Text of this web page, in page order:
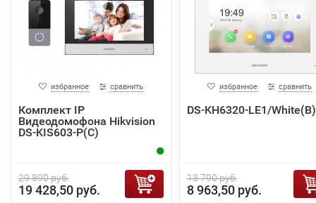
избранное сравнить
Комплект IP
Видеодомофона Hikvision
DS-KIS603-P(C)
29 890 руб.
19 428,50 руб.
избранное сравнить
DS-KH6320-LE1/White(B)
13 790 руб.
8 963,50 руб.